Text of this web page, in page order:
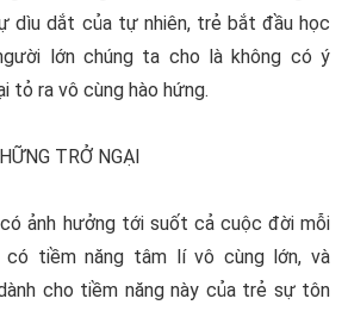
dìu dắt của tự nhiên, trẻ bắt đầu học
lớn chúng ta cho là không có ý
tỏ ra vô cùng hào hứng.
TRỞ NGẠI
ảnh hưởng tới suốt cả cuộc đời mỗi
có tiềm năng tâm lí vô cùng lớn, và
cho tiềm năng này của trẻ sự tôn